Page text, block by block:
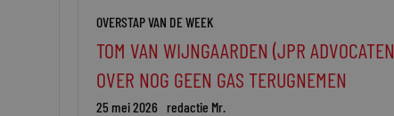
OVERSTAP VAN DE WEEK
TOM VAN WIJNGAARDEN (JPR
OVER NOG GEEN GAS TERUGNEMEN
25 mei 2026 redactie Mr.